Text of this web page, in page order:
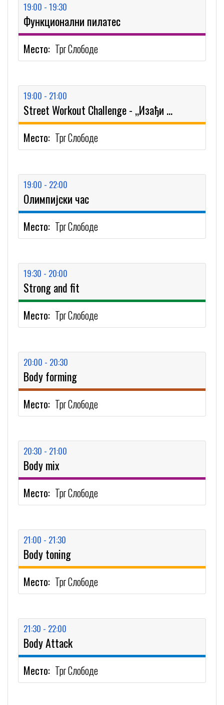
19:00 - 19:30
Функционални пилатес
Место: Трг Слободе
19:00 - 21:00
Street Workout Challenge - ,,Изађи на црту"
Место: Трг Слободе
19:00 - 22:00
Олимпијски час
Место: Трг Слободе
19:30 - 20:00
Strong and fit
Место: Трг Слободе
20:00 - 20:30
Body forming
Место: Трг Слободе
20:30 - 21:00
Body mix
Место: Трг Слободе
21:00 - 21:30
Body toning
Место: Трг Слободе
21:30 - 22:00
Body Attack
Место: Трг Слободе